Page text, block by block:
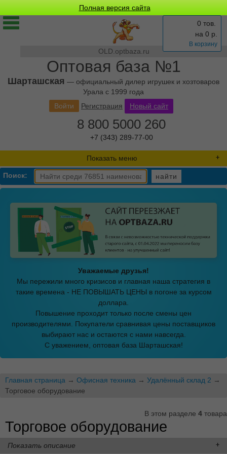
Полная версия сайта
OLD.optbaza.ru
Оптовая база №1
Шарташская — официальный дилер игрушек и хозтоваров
Урала с 1999 года
0 тов.
на 0 р.
В корзину
Войти Регистрация Новый сайт
8 800 5000 260
+7 (343) 289-77-00
Показать меню
Поиск: найти
Уважаемые друзья!
Мы пережили много кризисов и главная наша стратегия в
такие времена - НЕ ПОВЫШАТЬ ЦЕНЫ в погоне за курсом
доллара.
Повышение проходит только после смены цен
производителями. Покупатели сравнивая цены поставщиков
выбирают нас и остаются с нами навсегда.
С уважением, оптовая база Шарташская!
Главная страница → Офисная техника → Удалённый склад 2 →
Торговое оборудование
В этом разделе 4 товара
Торговое оборудование
Показать описание